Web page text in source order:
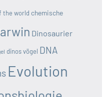
the world chemische
Dinosaurier
dinos vögel DNA
Evolution